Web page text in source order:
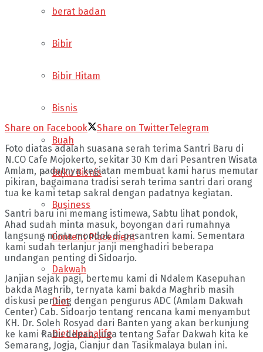
berat badan
Bibir
Bibir Hitam
Bisnis
Buah
Buku Bisnis
Business
Content Placement
Dakwah
Diet
Diet Herbalife
Share on Facebook Share on TwitterTelegram
Foto diatas adalah suasana serah terima Santri Baru di
N.CO Cafe Mojokerto, sekitar 30 Km dari Pesantren Wisata
Amlam, padatnya kegiatan membuat kami harus memutar
pikiran, bagaimana tradisi serah terima santri dari orang
tua ke kami tetap sakral dengan padatnya kegiatan.
Santri baru ini memang istimewa, Sabtu lihat pondok,
Ahad sudah minta masuk, boyongan dari rumahnya
langsung minta mondok di pesantren kami. Sementara
kami sudah terlanjur janji menghadiri beberapa
undangan penting di Sidoarjo.
Janjian sejak pagi, bertemu kami di Ndalem Kasepuhan
bakda Maghrib, ternyata kami bakda Maghrib masih
diskusi penting dengan pengurus ADC (Amlam Dakwah
Center) Cab. Sidoarjo tentang rencana kami menyambut
KH. Dr. Soleh Rosyad dari Banten yang akan berkunjung
ke kami Rabu depan, juga tentang Safar Dakwah kita ke
Semarang, Jogja, Cianjur dan Tasikmalaya bulan ini.